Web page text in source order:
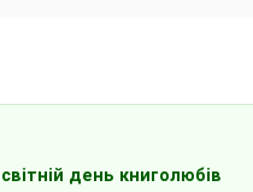
день книголюбів